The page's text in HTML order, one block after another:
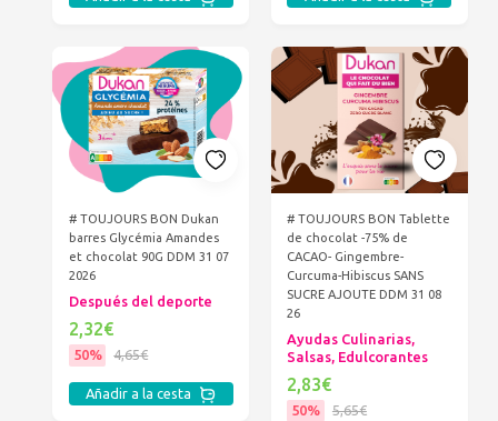
# TOUJOURS BON Dukan
barres Glycémia Amandes
et chocolat 90G DDM 31 07
2026
Después del deporte
2,32€
50% 4,65€
Añadir a la cesta
# TOUJOURS BON Tablette
de chocolat -75% de
CACAO- Gingembre-
Curcuma-Hibiscus SANS
SUCRE AJOUTE DDM 31 08
26
Ayudas Culinarias,
Salsas, Edulcorantes
2,83€
50% 5,65€